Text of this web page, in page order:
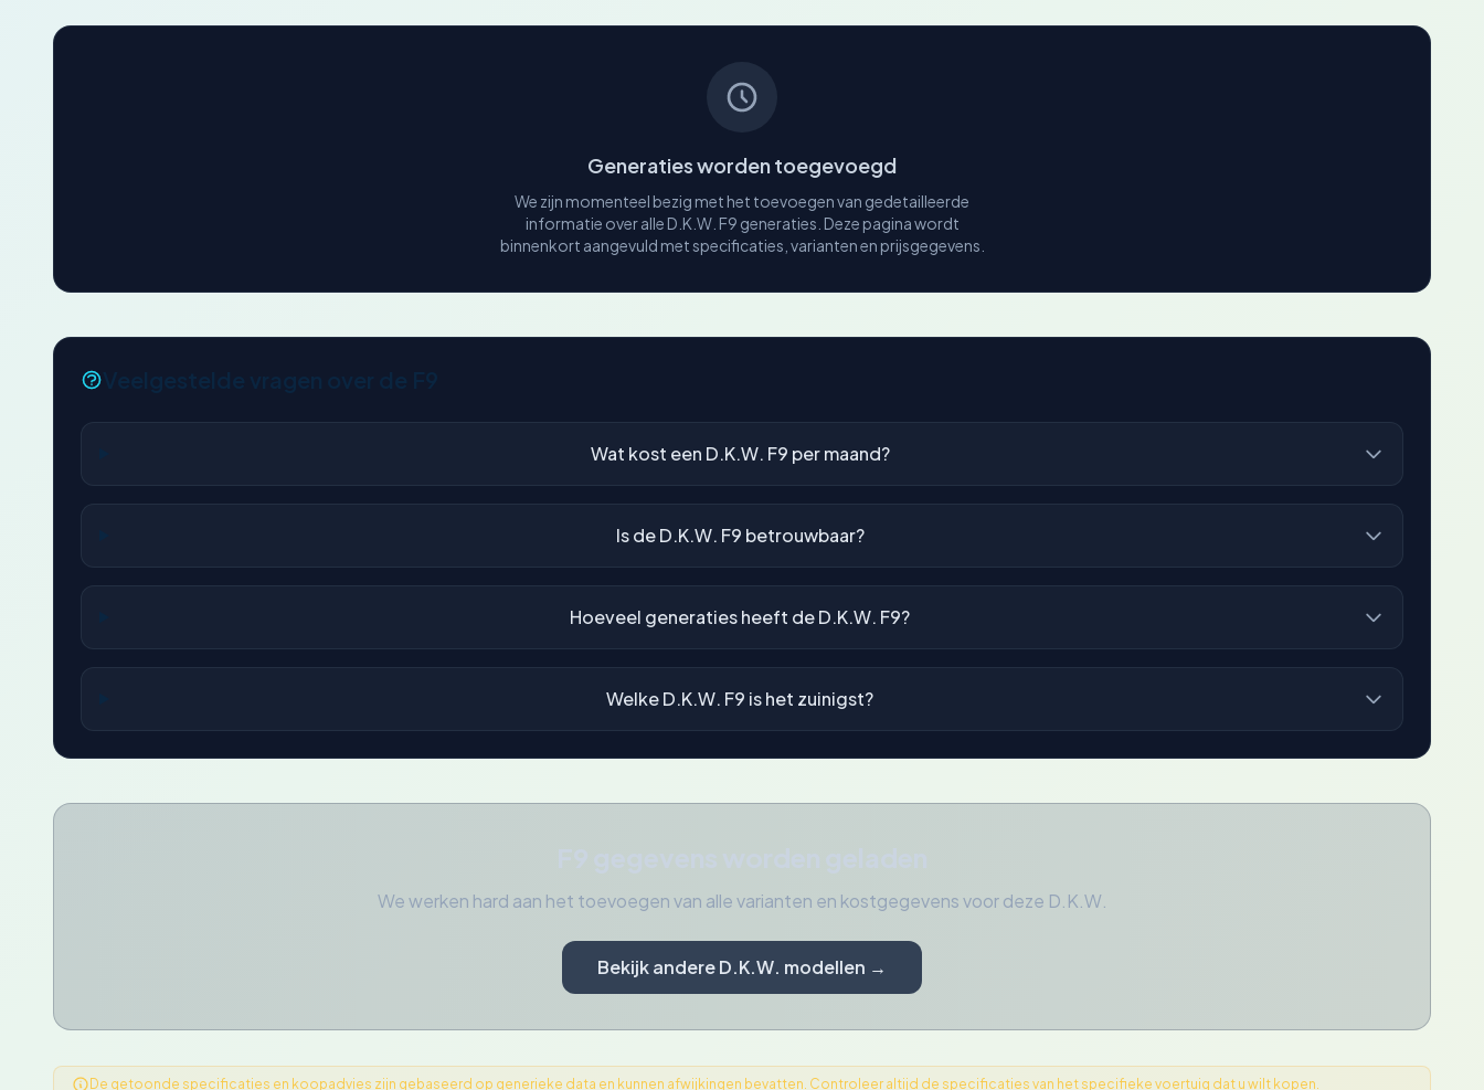
Generaties worden toegevoegd
We zijn momenteel bezig met het toevoegen van gedetailleerde
informatie over alle D.K.W. F9 generaties. Deze pagina wordt
binnenkort aangevuld met specificaties, varianten en prijsgegevens.
Wat kost een D.K.W. F9 per maand?
Is de D.K.W. F9 betrouwbaar?
Hoeveel generaties heeft de D.K.W. F9?
Welke D.K.W. F9 is het zuinigst?
We werken hard aan het toevoegen van alle varianten en kostgegevens voor deze D.K.W.
Bekijk andere D.K.W. modellen →
De getoonde specificaties en koopadvies zijn gebaseerd op generieke data en kunnen afwijkingen bevatten. Controleer altijd de specificaties van het specifieke voertuig dat u wilt kopen.